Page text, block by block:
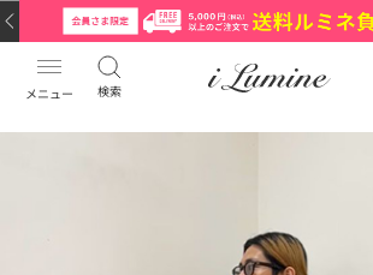
メニュー 検索